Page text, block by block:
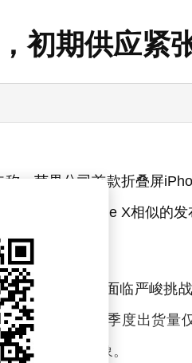
初期供应紧
，苹果公司首款折叠屏
与2017年iPhone X相似的
季度。
期，初期产能面临严峻挑
间，其中第三季度出货量
的供不应求现象。